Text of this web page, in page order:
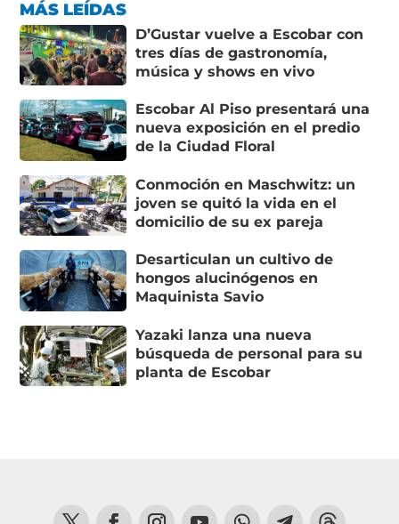
MÁS LEÍDAS
D’Gustar vuelve a Escobar con
tres días de gastronomía,
música y shows en vivo
Escobar Al Piso presentará una
nueva exposición en el predio
de la Ciudad Floral
Conmoción en Maschwitz: un
joven se quitó la vida en el
domicilio de su ex pareja
Desarticulan un cultivo de
hongos alucinógenos en
Maquinista Savio
Yazaki lanza una nueva
búsqueda de personal para su
planta de Escobar